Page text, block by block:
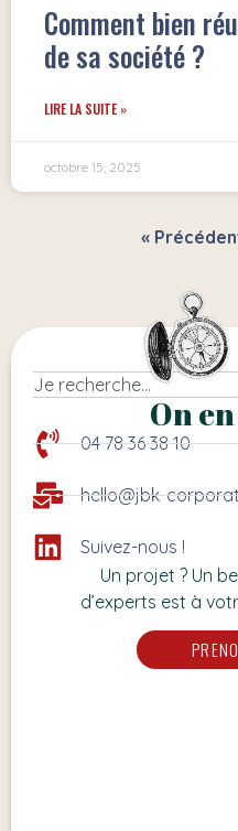
Comment bien
de sa société ?
LIRE LA SUITE »
octobre 15, 2025
«
On
04 78 36 38 10
hello@jbk-
Suivez-nous !
Un projet ? Un
d’experts est à